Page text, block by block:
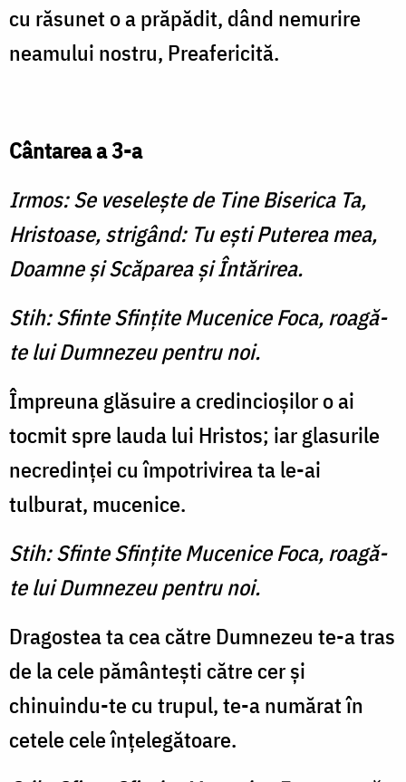
cu răsunet o a prăpădit, dând nemurire
neamului nostru, Preafericită.
Cântarea a 3-a
Irmos: Se veseleşte de Tine Biserica Ta,
Hristoase, strigând: Tu eşti Puterea mea,
Doamne şi Scăparea şi Întărirea.
Stih: Sfinte Sfinţite Mucenice Foca, roagă-
te lui Dumnezeu pentru noi.
Împreuna glăsuire a credincioşilor o ai
tocmit spre lauda lui Hristos; iar glasurile
necredinţei cu împotrivirea ta le-ai
tulburat, mucenice.
Stih: Sfinte Sfinţite Mucenice Foca, roagă-
te lui Dumnezeu pentru noi.
Dragostea ta cea către Dumnezeu te-a tras
de la cele pământeşti către cer şi
chinuindu-te cu trupul, te-a numărat în
cetele cele înţelegătoare.